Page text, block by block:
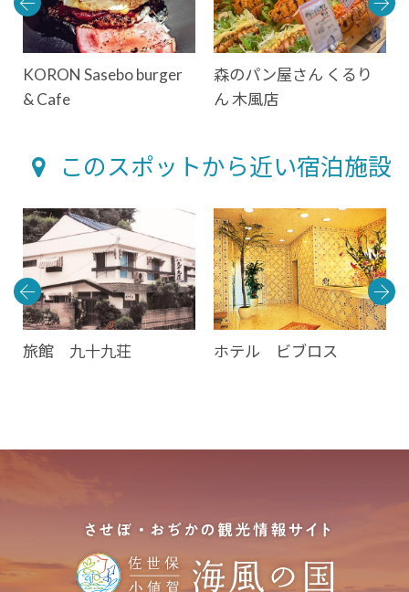
KORON Sasebo burger
& Cafe
森のパン屋さん くるり
ん 木風店
このスポットから近い宿泊施設
旅館 九十九荘 ホテル ビブロス